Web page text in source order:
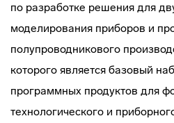
по разработке решения для
моделирования приборов и
полупроводникового
которого является базовый
программных продуктов для
технологического и